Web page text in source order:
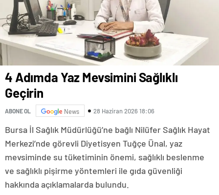
4 Adımda Yaz Mevsimini Sağlıklı
Geçirin
ABONE OL News 28 Haziran 2026 18:06
Bursa İl Sağlık Müdürlüğü’ne bağlı Nilüfer Sağlık Hayat
Merkezi’nde görevli Diyetisyen Tuğçe Ünal, yaz
mevsiminde su tüketiminin önemi, sağlıklı beslenme
ve sağlıklı pişirme yöntemleri ile gıda güvenliği
hakkında açıklamalarda bulundu.